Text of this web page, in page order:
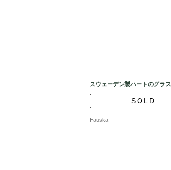
スウェーデン製ハートのグラス
SOLD
Hauska